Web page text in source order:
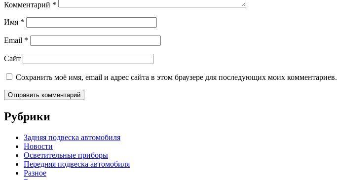
Комментарий *
Имя *
Email *
Сайт
Сохранить моё имя, email и адрес сайта в этом браузере для последующих моих комментариев.
Рубрики
Задняя подвеска автомобиля
Новости
Осветительные приборы
Передняя подвеска автомобиля
Разное